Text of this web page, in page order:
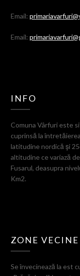
Email:
Email:
INFO
Comuna Vârfuri este
cuprinsă la
latitudine nordică şi
altitudine ce variază
Fusarul, deasupra
Km2.
ZONE VECINE
Se învecinează la est